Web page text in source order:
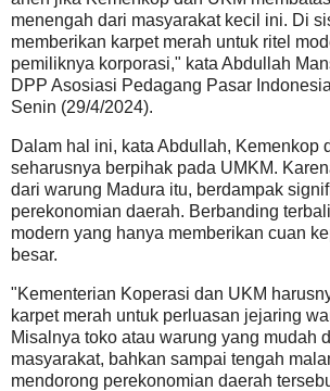
menengah dari masyarakat kecil ini. Di
memberikan karpet merah untuk ritel
pemiliknya korporasi," kata Abdullah
DPP Asosiasi Pedagang Pasar
Senin (29/4/2024).
Dalam hal ini, kata Abdullah, Kemenkop
seharusnya berpihak pada UMKM.
dari warung Madura itu, berdampak
perekonomian daerah. Berbanding
modern yang hanya memberikan cuan
besar.
"Kementerian Koperasi dan UKM
karpet merah untuk perluasan jejaring
Misalnya toko atau warung yang mudah
masyarakat, bahkan sampai tengah
mendorong perekonomian daerah